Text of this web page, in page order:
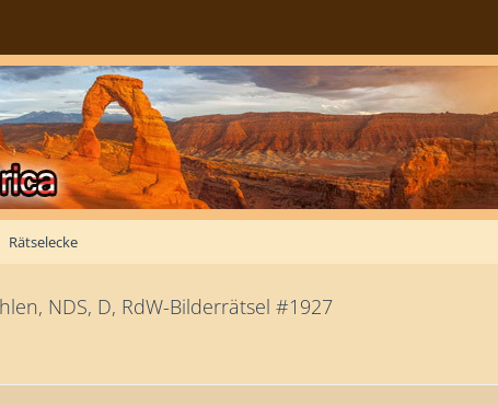
Rätselecke
NDS, D, RdW-Bilderrätsel #1927